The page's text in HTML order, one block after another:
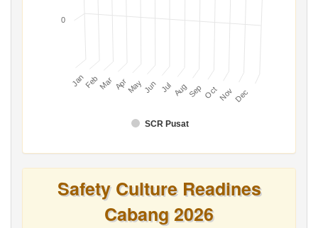
SCR Pusat
JanFebMar AprMay Jun Jul AugSep OctNovDec
0
Safety Culture Readines
Cabang 2026